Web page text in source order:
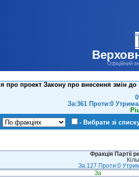
Офіційний
про проект Закону про внесення змін
За:361 Проти:0
- Вибрати зі
Фракція Партії
За:127 Проти:0
За